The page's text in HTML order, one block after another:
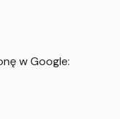
w Google: